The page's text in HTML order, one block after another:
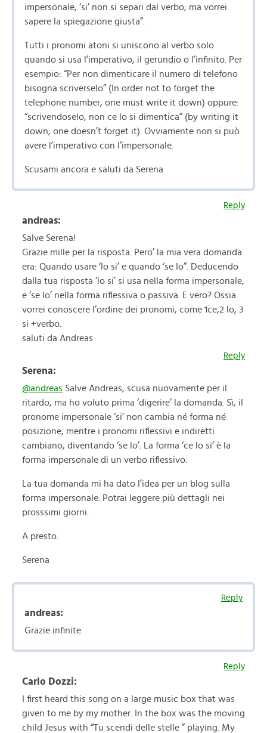
impersonale, ‘si’ non si separi dal verbo; ma vorrei
sapere la spiegazione giusta”.
Tutti i pronomi atoni si uniscono al verbo solo
quando si usa l’imperativo, il gerundio o l’infinito. Per
esempio: “Per non dimenticare il numero di telefono
bisogna scriverselo” (In order not to forget the
telephone number, one must write it down) oppure:
“scrivendoselo, non ce lo si dimentica” (by writing it
down, one doesn’t forget it). Ovviamente non si può
avere l’imperativo con l’impersonale.
Scusami ancora e saluti da Serena
Reply
andreas:
Salve Serena!
Grazie mille per la risposta. Pero’ la mia vera domanda
era: Quando usare ‘lo si’ e quando ‘se lo”. Deducendo
dalla tua risposta ‘lo si’ si usa nella forma impersonale,
e ‘se lo’ nella forma riflessiva o passiva. E vero? Ossia
vorrei conoscere l’ordine dei pronomi, come 1ce,2 lo, 3
si +verbo.
saluti da Andreas
Reply
Serena:
@andreas Salve Andreas, scusa nuovamente per il
ritardo, ma ho voluto prima ‘digerire’ la domanda. Sì, il
pronome impersonale ‘si’ non cambia né forma né
posizione, mentre i pronomi riflessivi e indiretti
cambiano, diventando ‘se lo’. La forma ‘ce lo si’ è la
forma impersonale di un verbo riflessivo.
La tua domanda mi ha dato l’idea per un blog sulla
forma impersonale. Potrai leggere più dettagli nei
prosssimi giorni.
A presto.
Serena
Reply
andreas:
Grazie infinite
Reply
Carlo Dozzi:
I first heard this song on a large music box that was
given to me by my mother. In the box was the moving
child Jesus with “Tu scendi delle stelle ” playing. My